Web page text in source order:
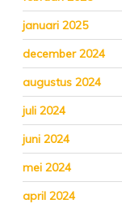
januari 2025
december 2024
augustus 2024
juli 2024
juni 2024
mei 2024
april 2024